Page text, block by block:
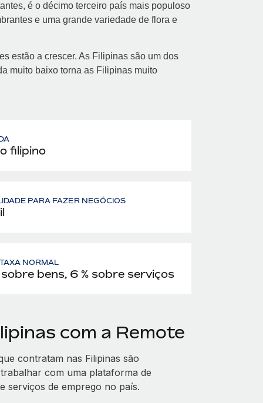
é o décimo terceiro país mais populoso
e uma grande variedade de flora e
estão a crescer. As Filipinas são um dos
muito baixo torna as Filipinas muito
filipino
PARA FAZER NEGÓCIOS
NORMAL
sobre bens, 6 % sobre serviços
com a Remote
contratam nas Filipinas são
com uma plataforma de
serviços de emprego no país.